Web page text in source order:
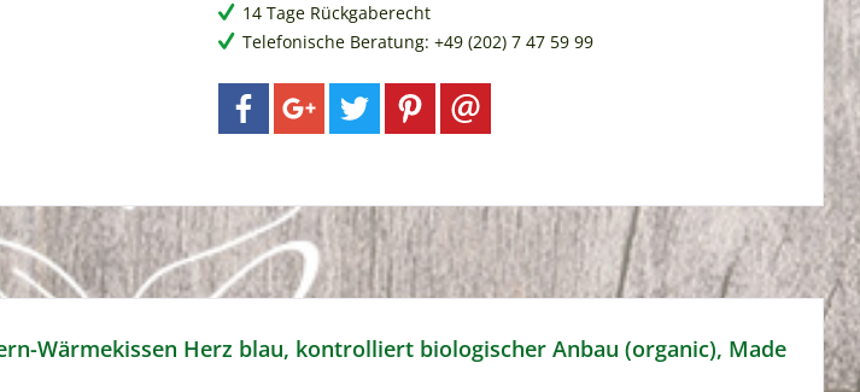
14 Tage Rückgaberecht
Telefonische Beratung: +49 (202) 7 47 59 99
Wärmekissen Herz blau, kontrolliert biologischer Anbau (organic), Made